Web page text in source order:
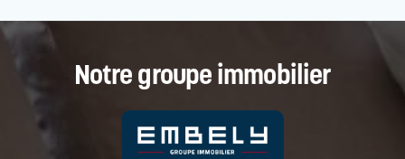
Notre groupe immobilier